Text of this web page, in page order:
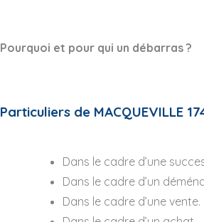
Pourquoi et pour qui un débarras ?
Particuliers de MACQUEVILLE
Dans le cadre d’une
Dans le cadre d’un
Dans le cadre d’une vente.